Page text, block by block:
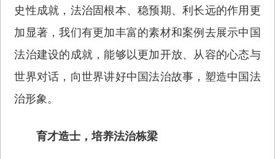
史性成就，法治固根本、稳预期、利长远的作用更
加显著，我们有更加丰富的素材和案例去展示中国
法治建设的成就，能够以更加开放、从容的心态与
世界对话，向世界讲好中国法治故事，塑造中国法
治形象。
育才造士，培养法治栋梁